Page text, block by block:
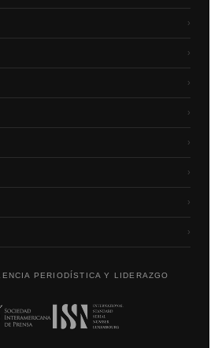
›
›
›
›
›
›
›
›
PERIODÍSTICA Y LIDERAZGO